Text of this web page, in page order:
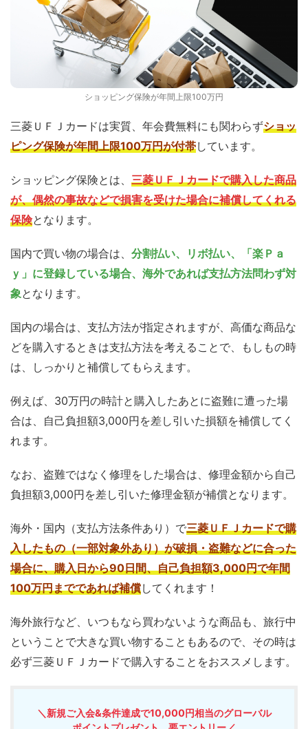
ショッピング保険が年間上限100万円
三菱ＵＦＪカードは実質、年会費無料にも関わらずショッ
ピング保険が年間上限100万円が付帯しています。
ショッピング保険とは、 三菱ＵＦＪカードで購入した商品
が、偶然の事故などで損害を受けた場合に補償してくれる
保険となります。
国内で買い物の場合は、 分割払い、リボ払い、「楽Ｐａ
ｙ」に登録している場合、海外であれば支払方法問わず対
象となります。
国内の場合は、支払方法が指定されますが、高価な商品な
どを購入するときは支払方法を考えることで、もしもの時
は、しっかりと補償してもらえます。
例えば、30万円の時計と購入したあとに盗難に遭った場
合は、自己負担額3,000円を差し引いた損額を補償してく
れます。
なお、盗難ではなく修理をした場合は、修理金額から自己
負担額3,000円を差し引いた修理金額が補償となります。
海外・国内（支払方法条件あり）で三菱ＵＦＪカードで購
入したもの（一部対象外あり）が破損・盗難などに合った
場合に、購入日から90日間、自己負担額3,000円で年間
100万円までであれば補償してくれます！
海外旅行など、いつもなら買わないような商品も、旅行中
ということで大きな買い物することもあるので、その時は
必ず三菱ＵＦＪカードで購入することをおススメします。
＼新規ご入会&条件達成で10,000円相当のグローバル